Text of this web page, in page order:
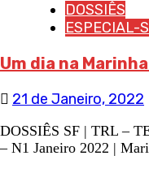
DOSSIÊS
ESPECIAL-
Um dia na
21 de Janeiro, 2022
DOSSIÊS SF | TRL –
– N1 Janeiro 2022 |